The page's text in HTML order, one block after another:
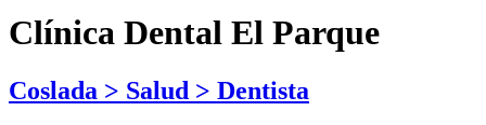
Clínica Dental El Parque
Coslada > Salud > Dentista